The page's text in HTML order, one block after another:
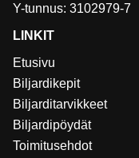
Y-tunnus: 3102979-7
LINKIT
Etusivu
Biljardikepit
Biljarditarvikkeet
Biljardipöydät
Toimitusehdot